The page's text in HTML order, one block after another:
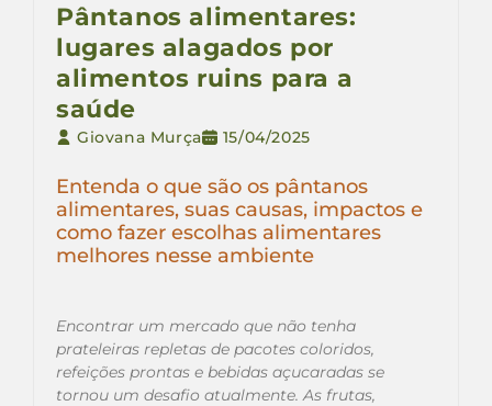
Pântanos alimentares:
lugares alagados por
alimentos ruins para a
saúde
Giovana Murça 15/04/2025
Entenda o que são os pântanos
alimentares, suas causas, impactos e
como fazer escolhas alimentares
melhores nesse ambiente
Encontrar um mercado que não tenha
prateleiras repletas de pacotes coloridos,
refeições prontas e bebidas açucaradas se
tornou um desafio atualmente. As frutas,